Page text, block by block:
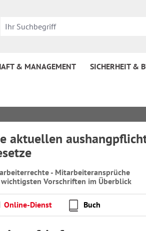
& MANAGEMENT SICHERHEIT &
aktuellen
- Mitarbeiteransprüche
wichtigsten Vorschriften im Überblick
Online-Dienst Buch